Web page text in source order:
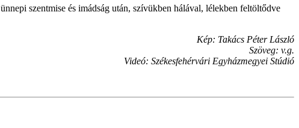
szentmise és imádság után, szívükben hálával, lélekben feltöltődve
Kép: Takács Péter László
Szöveg: v.g.
Videó: Székesfehérvári Egyházmegyei Stúdió